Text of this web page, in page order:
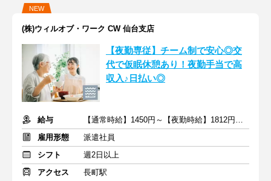
NEW
(株)ウィルオブ・ワーク CW 仙台支店
【夜勤専従】チーム制で安心◎交
代で仮眠休憩あり！夜勤手当で高
収入♪日払い◎
給与
【通常時給】1450円～【夜勤時給】1812円～ ＋交通費
雇用形態
派遣社員
シフト
週2日以上
アクセス
長町駅